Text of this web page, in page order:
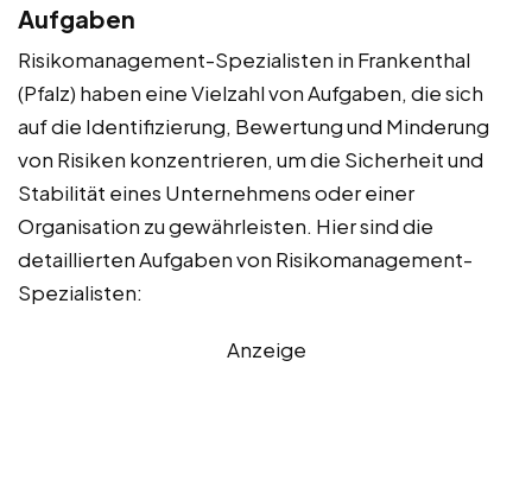
Aufgaben
Risikomanagement-Spezialisten in Frankenthal
(Pfalz) haben eine Vielzahl von Aufgaben, die sich
auf die Identifizierung, Bewertung und Minderung
von Risiken konzentrieren, um die Sicherheit und
Stabilität eines Unternehmens oder einer
Organisation zu gewährleisten. Hier sind die
detaillierten Aufgaben von Risikomanagement-
Spezialisten:
Anzeige